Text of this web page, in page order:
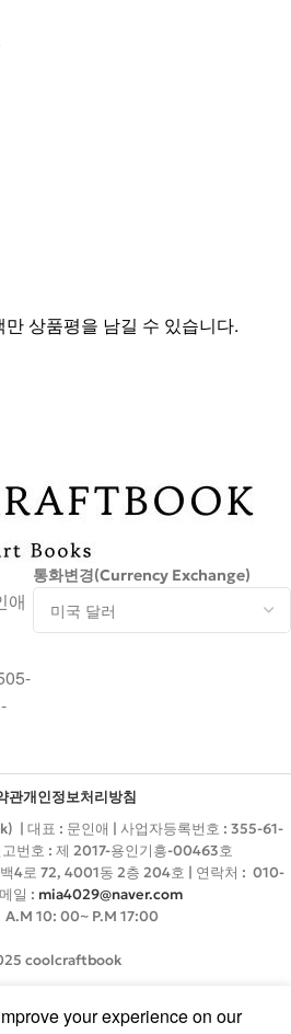
상품평을 남길 수 있습니다.
애
통화변경(Currency Exchange)
관개인정보처리방침
| 대표 : 문인애 | 사업자등록번호 : 355-61-
번호 : 제 2017-용인기흥-00463호
4로 72, 4001동 2층 204호 | 연락처 : 010-
일 : mia4029@naver.com
A.M 10: 00~ P.M 17:00
coolcraftbook
your experience on our